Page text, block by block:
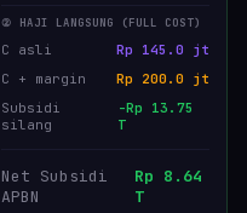
② HAJI LANGSUNG (FULL COST)
C asli
Rp 145.0 jt
C + margin
Rp 200.0 jt
Subsidi
silang
-Rp 13.75
T
Net Subsidi
APBN
Rp 8.64
T